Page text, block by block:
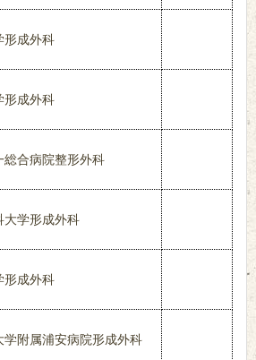
形成外科
形成外科
総合病院整形外科
大学形成外科
形成外科
学附属浦安病院形成外科